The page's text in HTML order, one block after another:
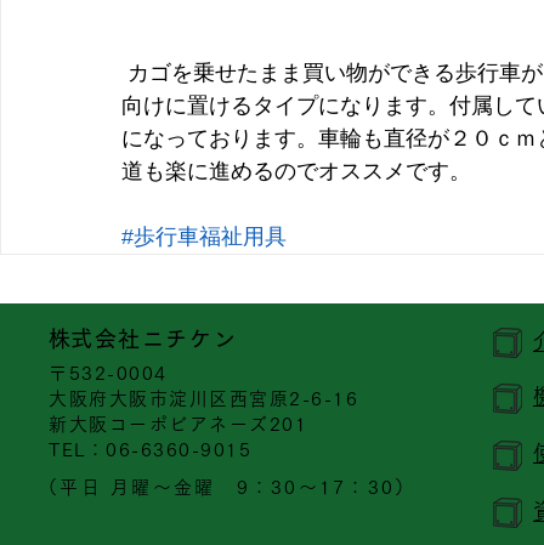
向けに置けるタイプになります。付属し
になっております。車輪も直径が２０ｃ
道も楽に進めるのでオススメです。
#歩行車福祉用具
​株式会社ニチケン
〒532-0004
大阪府大阪市淀川区西宮原2-6-16
新大阪コーポビアネーズ201
​TEL：06-6360-9015
（平日 月曜～金曜 9：30～17：30）